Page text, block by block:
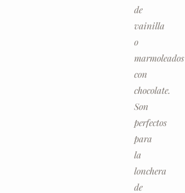
de
vainilla
o
marmoleados
con
chocolate.
Son
perfectos
para
la
lonchera
de